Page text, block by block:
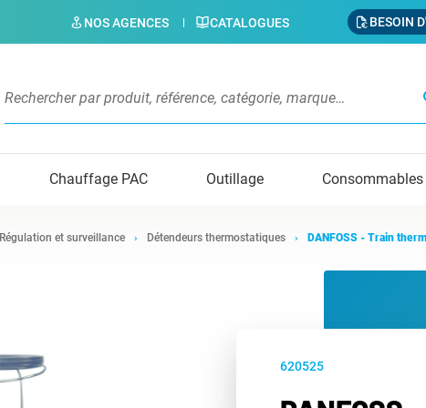
NOS AGENCES CATALOGUES BESOIN
Chauffage PAC Outillage Consommables
Régulation et surveillance Détendeurs thermostatiques DANFOSS - Train
620525